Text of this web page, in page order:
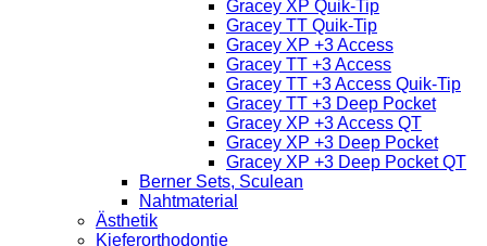
Gracey XP Quik-Tip
Gracey TT Quik-Tip
Gracey XP +3 Access
Gracey TT +3 Access
Gracey TT +3 Access Quik-Tip
Gracey TT +3 Deep Pocket
Gracey XP +3 Access QT
Gracey XP +3 Deep Pocket
Gracey XP +3 Deep Pocket QT
Berner Sets, Sculean
Nahtmaterial
Ästhetik
Kieferorthodontie